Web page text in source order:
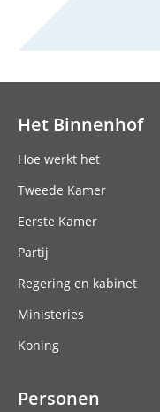
Het Binnenhof
Hoe werkt het
Tweede Kamer
Eerste Kamer
Partij
Regering en kabinet
Ministeries
Koning
Personen